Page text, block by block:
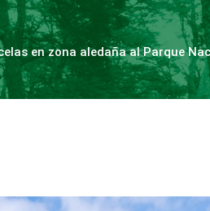
en zona aledaña al Parque